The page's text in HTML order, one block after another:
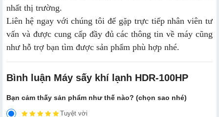
nhất thị trường.
Liên hệ ngay với chúng tôi để gặp trực tiếp nhân viên tư
vấn và được cung cấp đầy đủ các thông tin về máy cũng
như hỗ trợ bạn tìm được sản phẩm phù hợp nhé.
Bình luận Máy sấy khí lạnh HDR-100HP
Bạn cảm thấy sản phẩm như thế nào? (chọn sao nhé)
Tuyệt vời